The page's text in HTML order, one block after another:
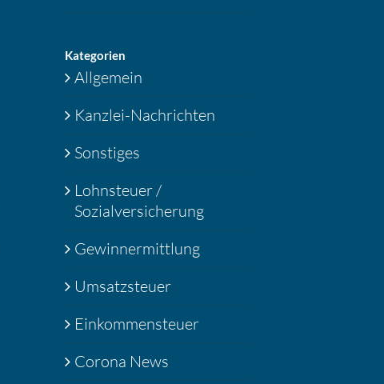
Katego­rien
Allgemein
Kanzlei-Nachrichten
Sonstiges
Lohnsteuer /
Sozialversicherung
Gewinnermittlung
Umsatzsteuer
Einkommensteuer
Corona News